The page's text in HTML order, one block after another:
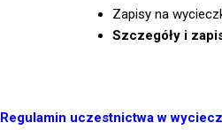
Zapisy na
Szczegóły i
Regulamin uczestnictwa w